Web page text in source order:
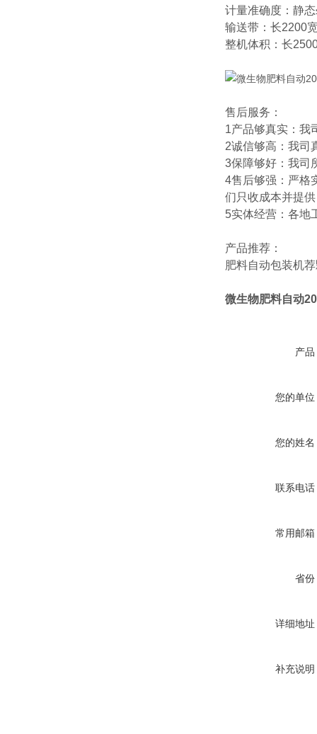
计量准确度：静
输送带：长2200
整机体积：长
售后服务：
1产品够真实：我
2诚信够高：我司
3保障够好：我司
4售后够强：严格
们只收成本并提
5实体经营：各地
产品推荐：
肥料自动包装机荐
微生物肥料自动
产品
您的单位
您的姓名
联系电话
常用邮箱
省份
详细地址
补充说明